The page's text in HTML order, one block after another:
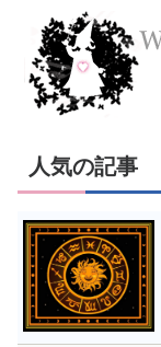
人気の記事